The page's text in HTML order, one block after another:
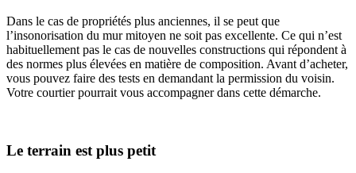
Dans le cas de propriétés plus anciennes, il se peut que
l’insonorisation du mur mitoyen ne soit pas excellente. Ce qui n’est
habituellement pas le cas de nouvelles constructions qui répondent à
des normes plus élevées en matière de composition. Avant d’acheter,
vous pouvez faire des tests en demandant la permission du voisin.
Votre courtier pourrait vous accompagner dans cette démarche.
Le terrain est plus petit